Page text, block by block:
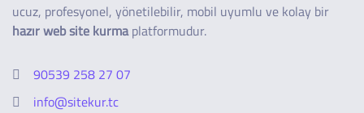
ucuz, profesyonel, yönetilebilir, mobil uyumlu ve kolay bir
hazır web site kurmaplatformudur.
90539 258 27 07
info@sitekur.tc